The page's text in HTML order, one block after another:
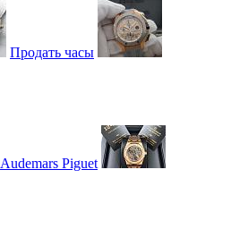
Продать часы
Audemars Piguet